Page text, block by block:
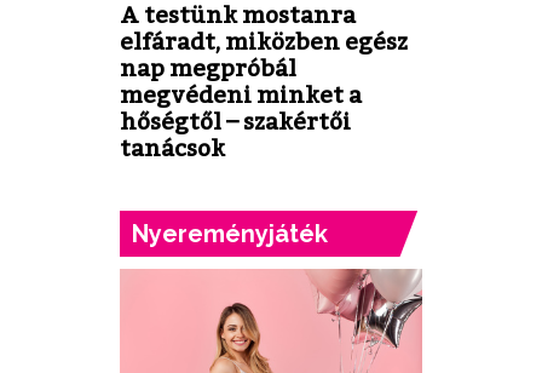
A testünk mostanra
elfáradt, miközben egész
nap megpróbál
megvédeni minket a
hőségtől – szakértői
tanácsok
Nyereményjáték